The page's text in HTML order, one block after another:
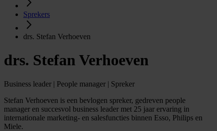
Sprekers
drs. Stefan Verhoeven
drs. Stefan Verhoeven
Business leader | People manager | Spreker
Stefan Verhoeven is een bevlogen spreker, gedreven people
manager en succesvol business leader met 25 jaar ervaring in
internationale marketing- en salesfuncties binnen Esso, Philips en
Miele.